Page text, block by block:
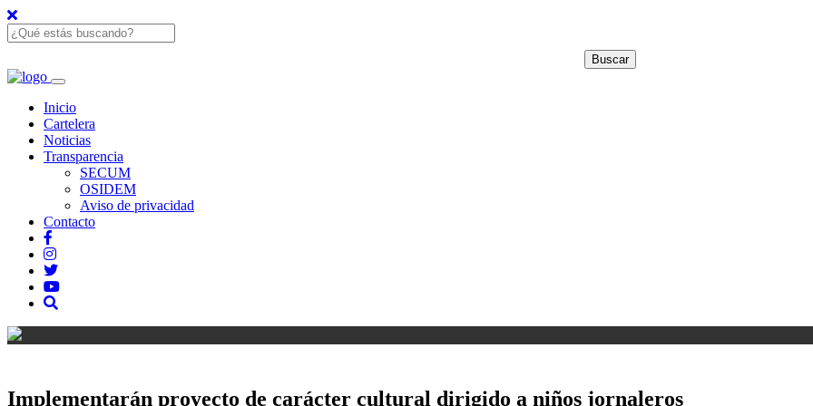
Inicio
Cartelera
Noticias
Transparencia
SECUM
OSIDEM
Aviso de privacidad
Contacto
Implementarán proyecto de carácter cultural dirigido a niños jornaleros